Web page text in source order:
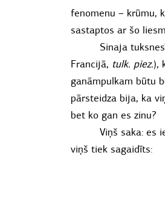
fenomenu – krūmu,
sastaptos ar šo
Sinaja
Francijā, tulk. piez.),
ganāmpulkam būtu
pārsteidza bija, ka
bet ko gan es zinu?
Viņš saka: es
viņš tiek sagaidīts: